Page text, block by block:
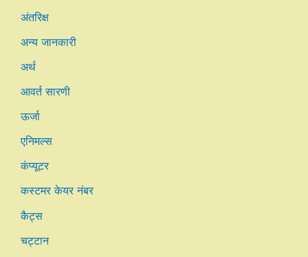
अंतरिक्ष
अन्य जानकारी
अर्थ
आवर्त सारणी
ऊर्जा
एनिमल्स
कंप्यूटर
कस्टमर केयर नंबर
कैट्स
चट्टान